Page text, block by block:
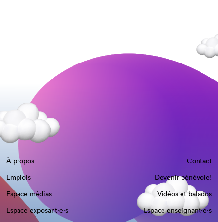
À propos
Contact
Emplois
Devenir bénévole!
Espace médias
Vidéos et balados
Espace exposant·e⋅s
Espace enseignant·e⋅s